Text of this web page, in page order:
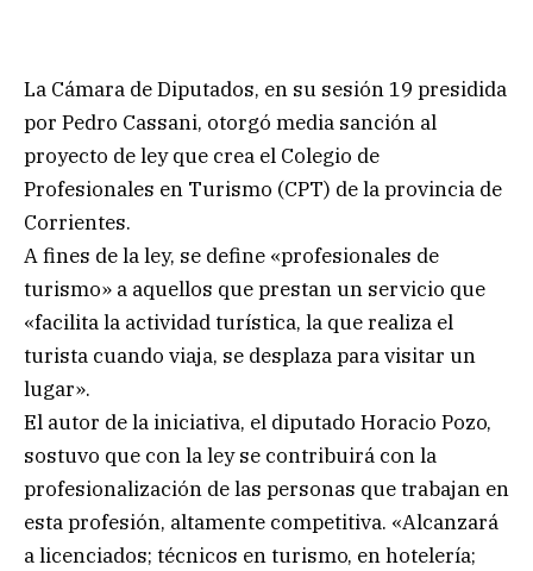
La Cámara de Diputados, en su sesión 19 presidida
por Pedro Cassani, otorgó media sanción al
proyecto de ley que crea el Colegio de
Profesionales en Turismo (CPT) de la provincia de
Corrientes.
A fines de la ley, se define «profesionales de
turismo» a aquellos que prestan un servicio que
«facilita la actividad turística, la que realiza el
turista cuando viaja, se desplaza para visitar un
lugar».
El autor de la iniciativa, el diputado Horacio Pozo,
sostuvo que con la ley se contribuirá con la
profesionalización de las personas que trabajan en
esta profesión, altamente competitiva. «Alcanzará
a licenciados; técnicos en turismo, en hotelería;